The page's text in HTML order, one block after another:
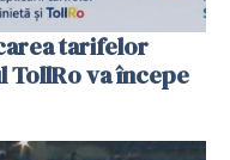
tarifelor
va începe